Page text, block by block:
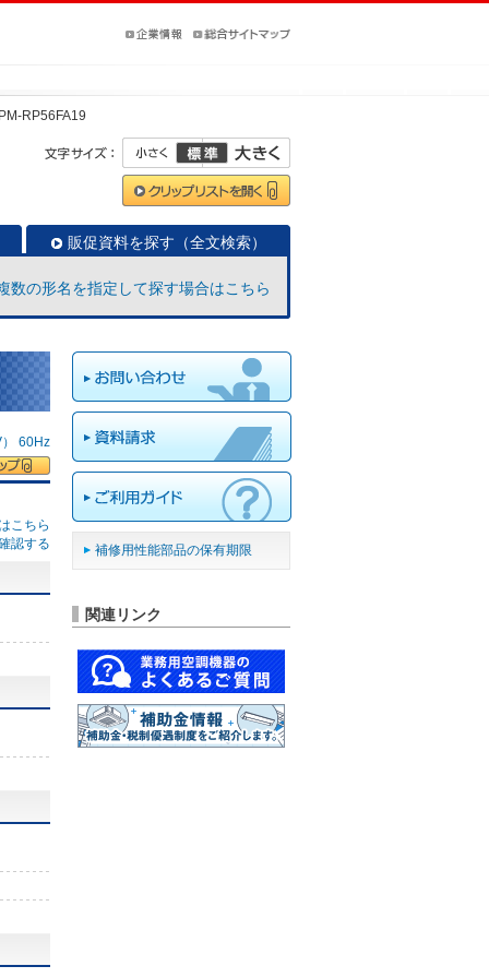
RP56FA19
販促資料を探す（全文検索）
数の形名を指定して探す場合はこちら
60Hz
こちら
認する
補修用性能部品の保有期限
関連リンク